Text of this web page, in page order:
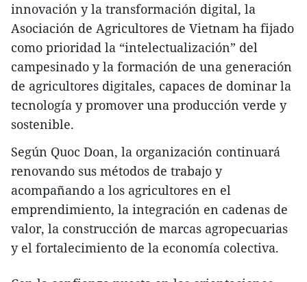
innovación y la transformación digital, la
Asociación de Agricultores de Vietnam ha fijado
como prioridad la “intelectualización” del
campesinado y la formación de una generación
de agricultores digitales, capaces de dominar la
tecnología y promover una producción verde y
sostenible.
Según Quoc Doan, la organización continuará
renovando sus métodos de trabajo y
acompañando a los agricultores en el
emprendimiento, la integración en cadenas de
valor, la construcción de marcas agropecuarias
y el fortalecimiento de la economía colectiva.